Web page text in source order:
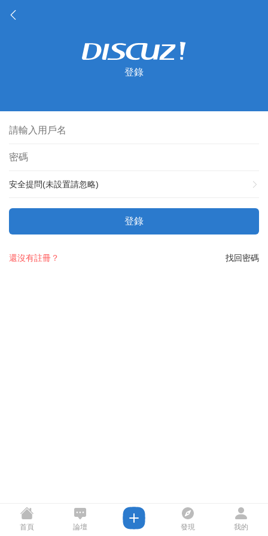
登錄
安全提問(未設置請忽略)
登錄
找回密碼
還沒有註冊？
首頁 論壇 發現 我的